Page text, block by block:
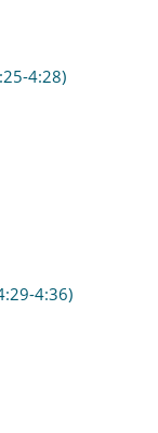
4:28)
4:36)